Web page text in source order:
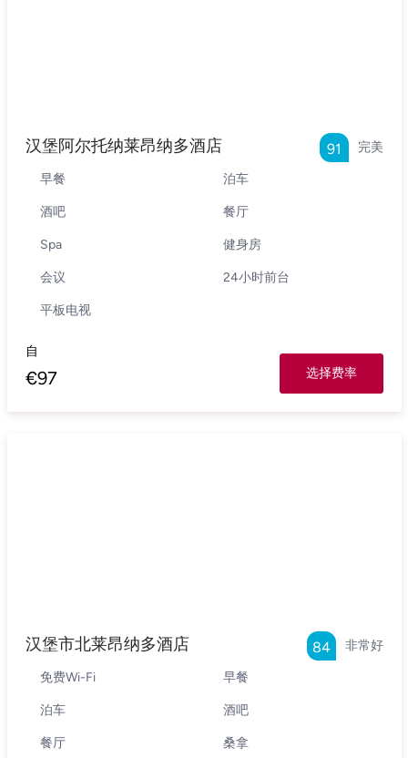
汉堡阿尔托纳莱昂纳多酒店 完美
91
早餐 泊车
酒吧 餐厅
Spa 健身房
会议 24小时前台
平板电视
自
€97 选择费率
汉堡市北莱昂纳多酒店 非常好
84
免费Wi-Fi 早餐
泊车 酒吧
餐厅 桑拿